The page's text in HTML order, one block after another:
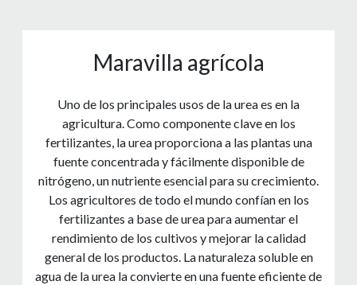
Maravilla agrícola
Uno de los principales usos de la urea es en la
agricultura. Como componente clave en los
fertilizantes, la urea proporciona a las plantas una
fuente concentrada y fácilmente disponible de
nitrógeno, un nutriente esencial para su crecimiento.
Los agricultores de todo el mundo confían en los
fertilizantes a base de urea para aumentar el
rendimiento de los cultivos y mejorar la calidad
general de los productos. La naturaleza soluble en
agua de la urea la convierte en una fuente eficiente de